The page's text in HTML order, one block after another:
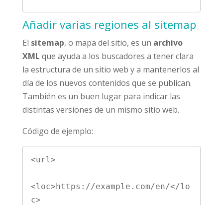
Añadir varias regiones al sitemap
El sitemap, o mapa del sitio, es un archivo
XML que ayuda a los buscadores a tener clara
la estructura de un sitio web y a mantenerlos al
día de los nuevos contenidos que se publican.
También es un buen lugar para indicar las
distintas versiones de un mismo sitio web.
Código de ejemplo:
<url>
<loc>https://example.com/en/</lo
c>